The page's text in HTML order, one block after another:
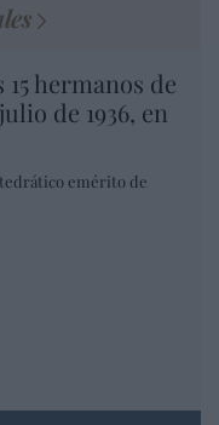
hermanos de
de 1936, en
emérito de